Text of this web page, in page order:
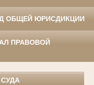
ОБЩЕЙ ЮРИСДИКЦИИ
ПРАВОВОЙ